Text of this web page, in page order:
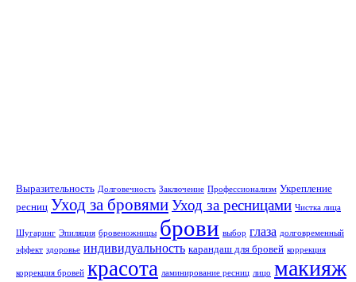
Выразительность Долговечность Заключение Профессионализм Укрепление
ресниц Уход за бровямиУход за ресницами Чистка лица
Шугаринг Эпиляция бровеножницы брови выбор глаза долговременный
эффект здоровье индивидуальность карандаш для бровей коррекция
коррекция бровей красота ламинирование ресниц лицо макияж